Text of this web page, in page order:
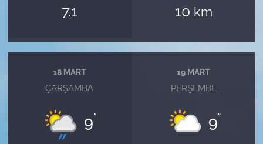
7.1 10 km
18 MART
ÇARŞAMBA
9°
19 MART
PERŞEMBE
9°